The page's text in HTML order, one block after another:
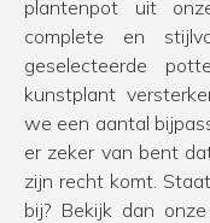
plantenpot uit
complete en
geselecteerde
kunstplant
we een aantal
er zeker van bent
zijn recht komt.
bij? Bekijk dan